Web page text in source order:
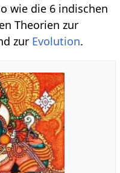
wie die 6 indischen
Theorien zur
zur Evolution.